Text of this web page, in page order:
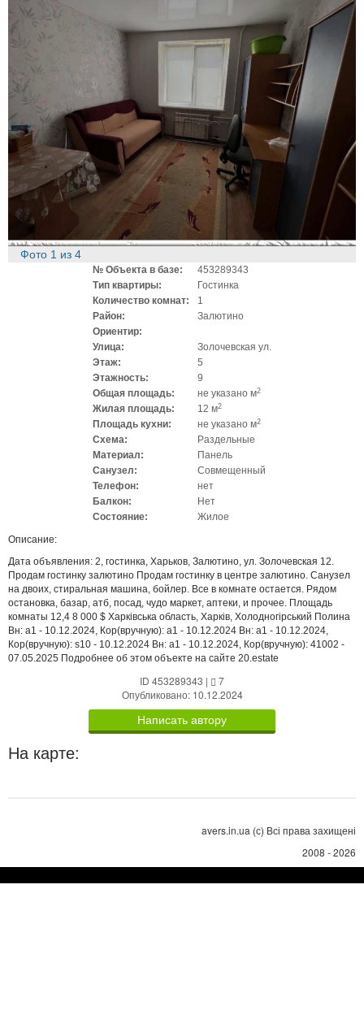
Фото 1 из 4
№ Объекта в базе:
453289343
Тип квартиры:
Гостинка
Количество комнат:
1
Район:
Залютино
Ориентир:
Улица:
Золочевская ул.
Этаж:
5
Этажность:
9
Общая площадь:
не указано м2
Жилая площадь: 12 м2
Площадь кухни: не указано м2
Схема:
Раздельные
Материал:
Панель
Санузел:
Совмещенный
Телефон:
нет
Балкон:
Нет
Состояние:
Жилое
Описание:
Дата объявления: 2, гостинка, Харьков, Залютино, ул. Золочевская 12.
Продам гостинку залютино Продам гостинку в центре залютино. Санузел
на двоих, стиральная машина, бойлер. Все в комнате остается. Рядом
остановка, базар, атб, посад, чудо маркет, аптеки, и прочее. Площадь
комнаты 12,4 8 000 $ Харківська область, Харків, Холодногірський Полина
Вн: a1 - 10.12.2024, Кор(вручную): a1 - 10.12.2024 Вн: a1 - 10.12.2024,
Кор(вручную): s10 - 10.12.2024 Вн: a1 - 10.12.2024, Кор(вручную): 41002 -
07.05.2025 Подробнее об этом объекте на сайте 20.estate
ID 453289343 |
7
Опубликовано: 10.12.2024
Написать автору
На карте:
avers.in.ua (с) Всі права захищені
2008 - 2026